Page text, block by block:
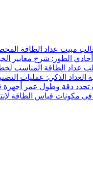
الطور: شرح معايير
عداد الطاقة المناسب
العداد الذكي: عمليات